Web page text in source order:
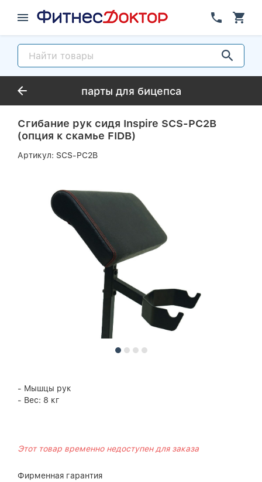
парты для бицепса
Сгибание рук сидя Inspire SCS-PC2B
(опция к скамье FIDB)
Артикул: SCS-PC2B
- Мышцы рук
- Вес: 8 кг
Этот товар временно недоступен для заказа
Фирменная гарантия